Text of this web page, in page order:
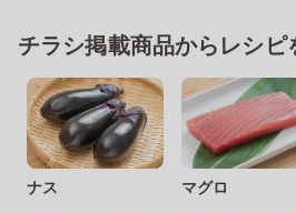
チラシ掲載商品からレシピ
ナス マグロ